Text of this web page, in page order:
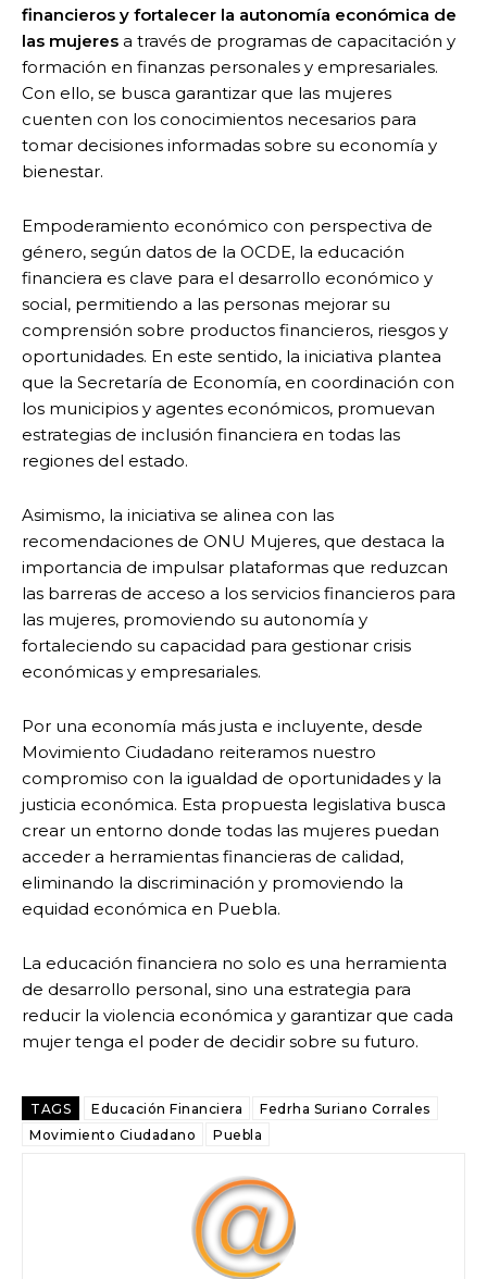
financieros y fortalecer la autonomía económica de
las mujeres a través de programas de capacitación y
formación en finanzas personales y empresariales.
Con ello, se busca garantizar que las mujeres
cuenten con los conocimientos necesarios para
tomar decisiones informadas sobre su economía y
bienestar.
Empoderamiento económico con perspectiva de
género, según datos de la OCDE, la educación
financiera es clave para el desarrollo económico y
social, permitiendo a las personas mejorar su
comprensión sobre productos financieros, riesgos y
oportunidades. En este sentido, la iniciativa plantea
que la Secretaría de Economía, en coordinación con
los municipios y agentes económicos, promuevan
estrategias de inclusión financiera en todas las
regiones del estado.
Asimismo, la iniciativa se alinea con las
recomendaciones de ONU Mujeres, que destaca la
importancia de impulsar plataformas que reduzcan
las barreras de acceso a los servicios financieros para
las mujeres, promoviendo su autonomía y
fortaleciendo su capacidad para gestionar crisis
económicas y empresariales.
Por una economía más justa e incluyente, desde
Movimiento Ciudadano reiteramos nuestro
compromiso con la igualdad de oportunidades y la
justicia económica. Esta propuesta legislativa busca
crear un entorno donde todas las mujeres puedan
acceder a herramientas financieras de calidad,
eliminando la discriminación y promoviendo la
equidad económica en Puebla.
La educación financiera no solo es una herramienta
de desarrollo personal, sino una estrategia para
reducir la violencia económica y garantizar que cada
mujer tenga el poder de decidir sobre su futuro.
TAGS Educación Financiera
Fedrha Suriano Corrales
Movimiento Ciudadano
Puebla